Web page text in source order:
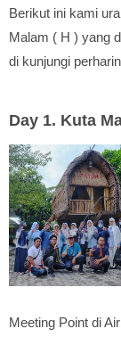
Berikut ini kami
Malam ( H ) yang
di kunjungi
Day 1. Kuta
Meeting Point di